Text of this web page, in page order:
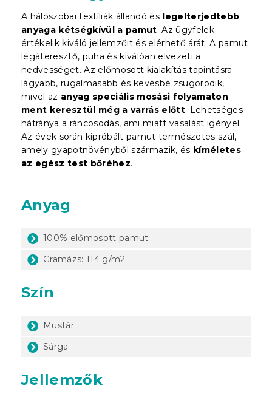
A hálószobai textíliák állandó és legelterjedtebb
anyaga kétségkívül a pamut. Az ügyfelek
értékelik kiváló jellemzőit és elérhető árát. A pamut
légáteresztő, puha és kiválóan elvezeti a
nedvességet. Az előmosott kialakítás tapintásra
lágyabb, rugalmasabb és kevésbé zsugorodik,
mivel az anyag speciális mosási folyamaton
ment keresztül még a varrás előtt. Lehetséges
hátránya a ráncosodás, ami miatt vasalást igényel.
Az évek során kipróbált pamut természetes szál,
amely gyapotnövényből származik, és kíméletes
az egész test bőréhez.
Anyag
100% előmosott pamut
Gramázs: 114 g/m2
Szín
Mustár
Sárga
Jellemzők